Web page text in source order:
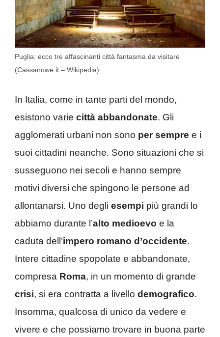
Puglia: ecco tre affascinanti città fantasma da visitare
(Cassanowe.it – Wikipedia)
In Italia, come in tante parti del mondo,
esistono varie città abbandonate. Gli
agglomerati urbani non sono per sempre e i
suoi cittadini neanche. Sono situazioni che si
susseguono nei secoli e hanno sempre
motivi diversi che spingono le persone ad
allontanarsi. Uno degli esempi più grandi lo
abbiamo durante l’alto medioevo e la
caduta dell’impero romano d’occidente.
Intere cittadine spopolate e abbandonate,
compresa Roma, in un momento di grande
crisi, si era contratta a livello demografico.
Insomma, qualcosa di unico da vedere e
vivere e che possiamo trovare in buona parte